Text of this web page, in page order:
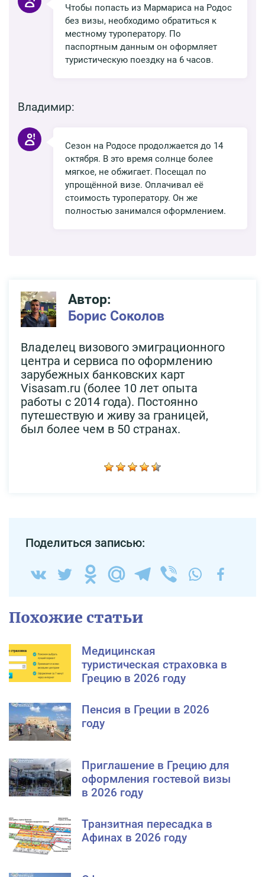
Чтобы попасть из Мармариса на Родос
без визы, необходимо обратиться к
местному туроператору. По
паспортным данным он оформляет
туристическую поездку на 6 часов.
Владимир:
Сезон на Родосе продолжается до 14
октября. В это время солнце более
мягкое, не обжигает. Посещал по
упрощённой визе. Оплачивал её
стоимость туроператору. Он же
полностью занимался оформлением.
Автор:
Борис Соколов
Владелец визового эмиграционного
центра и сервиса по оформлению
зарубежных банковских карт
Visasam.ru (более 10 лет опыта
работы с 2014 года). Постоянно
путешествую и живу за границей,
был более чем в 50 странах.
Поделиться записью:
Похожие статьи
Медицинская
туристическая страховка в
Грецию в 2026 году
Пенсия в Греции в 2026
году
Приглашение в Грецию для
оформления гостевой визы
в 2026 году
Транзитная пересадка в
Афинах в 2026 году